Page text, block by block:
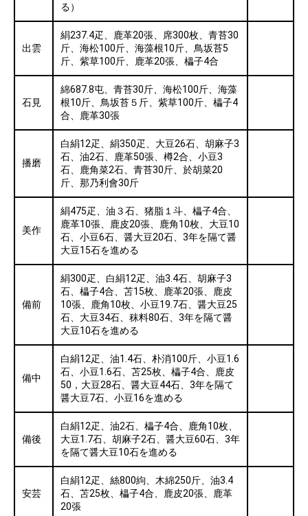
る）
出雲
絹237.4疋、鹿革20張、席300枚、青苔30
斤、海松100斤、海藻根10斤、鳥坂苔5
斤、紫草100斤、鹿革20張、櫑子4合
石見
綿687.8屯、青苔30斤、海松100斤、海藻
根10斤、鳥坂苔５斤、紫草100斤、櫑子4
合、鹿革30張
播磨
白絹12疋、絹350疋、大豆26石、胡麻子3
石、油2石、鹿革50張、樽2合、小豆3
石、鹿角菜2石、青苔30斤、於胡菜20
斤、那乃利會30斤
美作
絹475疋、油３石、猪脂１斗、櫑子4合、
鹿革10張、鹿皮20張、鹿角10枚、大豆10
石、小豆6石、醤大豆20石、3年を隔て醤
大豆15石を進める
備前
絹300疋、白絹12疋、油3.4石、胡麻子3
石、櫑子4合、苫15枚、鹿革20張、鹿皮
10張、鹿角10枚、小豆19.7石、醤大豆25
石、大豆34石、秣料80石、3年を隔て醤
大豆10石を進める
備中
白絹12疋、油1.4石、朴消100斤、小豆1.6
石、小豆1.6石、苫25枚、櫑子4合、鹿皮
50，大豆28石、醤大豆44石、3年を隔て
醤大豆7石、小豆16を進める
備後
白絹12疋、油2石、櫑子4合、鹿角10枚、
大豆1.7石、胡麻子2石、醤大豆60石、3年
を隔て醤大豆10石を進める
安芸
白絹12疋、絲800絇、木綿250斤、油3.4
石、苫25枚、櫑子4合、鹿皮20張、鹿革
20張